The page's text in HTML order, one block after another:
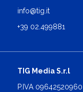
info@tig.it
+39 02.499881
TIG Media S.r.l
P.IVA 09642520960